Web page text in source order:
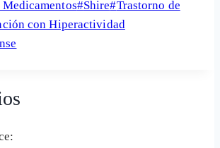
#Shire#Trastorno de
con Hiperactividad